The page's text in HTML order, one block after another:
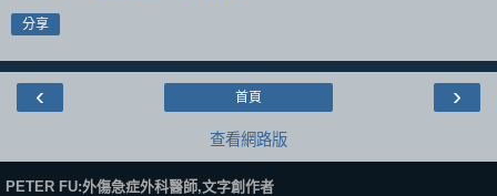
分享
‹ ›
首頁
查看網路版
PETER FU:外傷急症外科醫師,文字創作者